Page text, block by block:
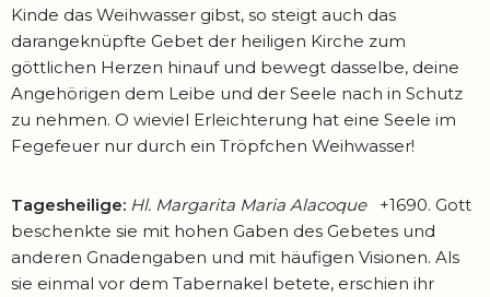
Kinde das Weihwasser gibst, so steigt auch das
darangeknüpfte Gebet der heiligen Kirche zum
göttlichen Herzen hinauf und bewegt dasselbe, deine
Angehörigen dem Leibe und der Seele nach in Schutz
zu nehmen. O wieviel Erleichterung hat eine Seele im
Fegefeuer nur durch ein Tröpfchen Weihwasser!
Tagesheilige: Hl. Margarita Maria Alacoque+1690. Gott
beschenkte sie mit hohen Gaben des Gebetes und
anderen Gnadengaben und mit häufigen Visionen. Als
sie einmal vor dem Tabernakel betete, erschien ihr